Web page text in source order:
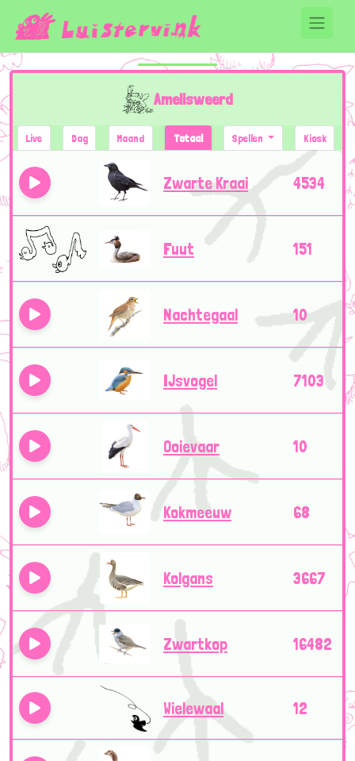
Amelisweerd
Live Dag Maand Totaal Spellen Kiosk
Zwarte Kraai 4534
Fuut 151
Nachtegaal 10
IJsvogel 7103
Ooievaar 10
Kokmeeuw 68
Kolgans 3667
Zwartkop 16482
Wielewaal 12